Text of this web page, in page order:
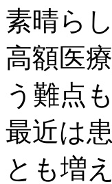
素晴ら
高額医
う難点
最近は
とも増